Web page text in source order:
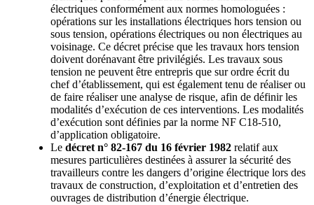
électriques conformément aux normes homologuées :
opérations sur les installations électriques hors tension ou
sous tension, opérations électriques ou non électriques au
voisinage. Ce décret précise que les travaux hors tension
doivent dorénavant être privilégiés. Les travaux sous
tension ne peuvent être entrepris que sur ordre écrit du
chef d’établissement, qui est également tenu de réaliser ou
de faire réaliser une analyse de risque, afin de définir les
modalités d’exécution de ces interventions. Les modalités
d’exécution sont définies par la norme NF C18-510,
d’application obligatoire.
Le décret n° 82-167 du 16 février 1982 relatif aux
mesures particulières destinées à assurer la sécurité des
travailleurs contre les dangers d’origine électrique lors des
travaux de construction, d’exploitation et d’entretien des
ouvrages de distribution d’énergie électrique.